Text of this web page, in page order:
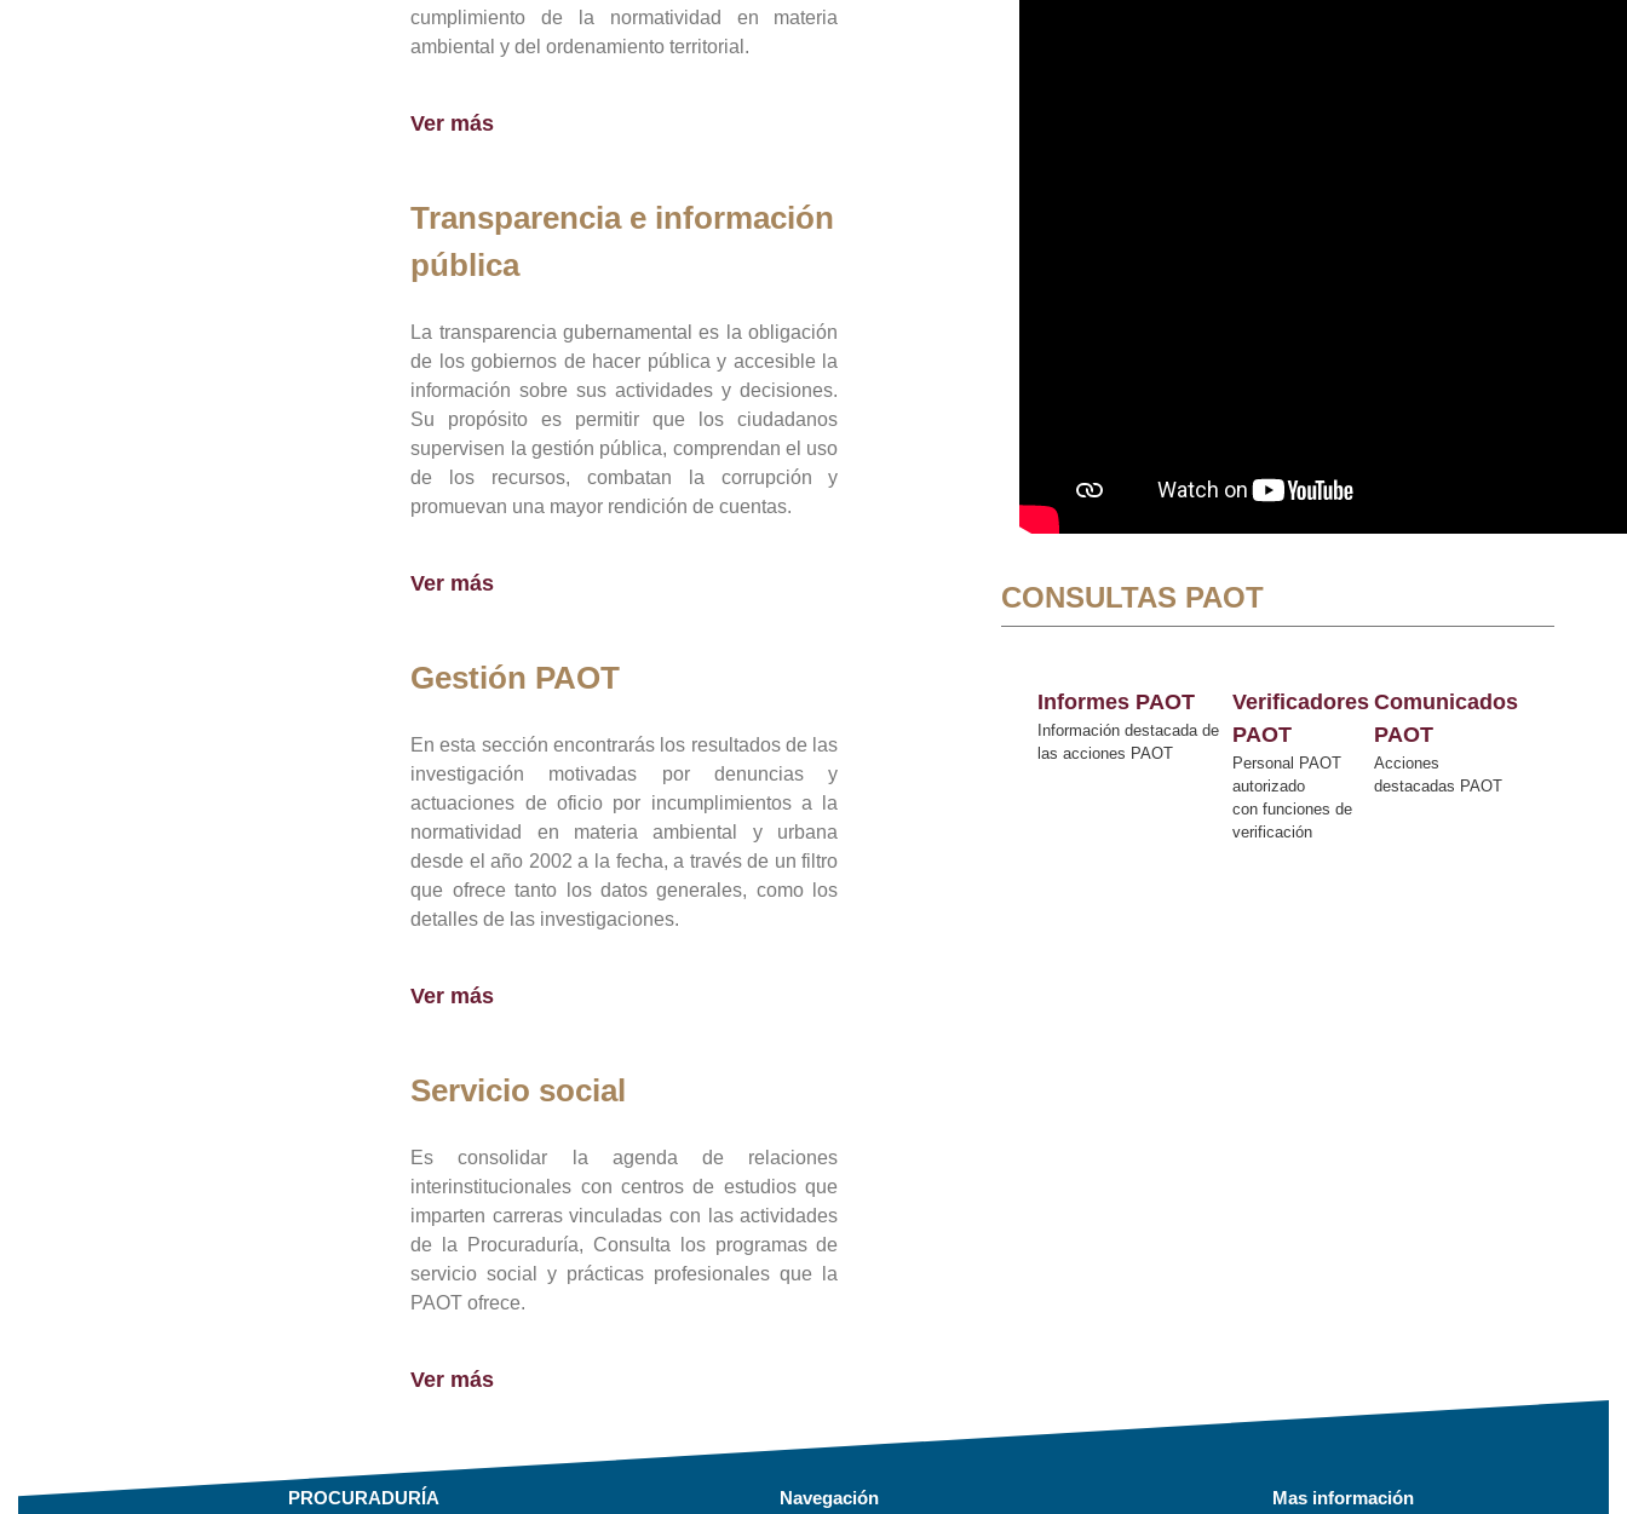
cumplimiento de la normatividad en materia
ambiental y del ordenamiento territorial.
Ver más
Transparencia e información
pública
La transparencia gubernamental es la obligación
de los gobiernos de hacer pública y accesible la
información sobre sus actividades y decisiones.
Su propósito es permitir que los ciudadanos
supervisen la gestión pública, comprendan el uso
de los recursos, combatan la corrupción y
promuevan una mayor rendición de cuentas.
Ver más
Gestión PAOT
En esta sección encontrarás los resultados de las
investigación motivadas por denuncias y
actuaciones de oficio por incumplimientos a la
normatividad en materia ambiental y urbana
desde el año 2002 a la fecha, a través de un filtro
que ofrece tanto los datos generales, como los
detalles de las investigaciones.
Ver más
Servicio social
Es consolidar la agenda de relaciones
interinstitucionales con centros de estudios que
imparten carreras vinculadas con las actividades
de la Procuraduría, Consulta los programas de
servicio social y prácticas profesionales que la
PAOT ofrece.
Ver más
CONSULTAS PAOT
Informes PAOT
Información destacada de
las acciones PAOT
Verificadores
PAOT
Personal PAOT
autorizado
con funciones de
verificación
Comunicados
PAOT
Acciones
destacadas PAOT
PROCURADURÍA Navegación Mas información